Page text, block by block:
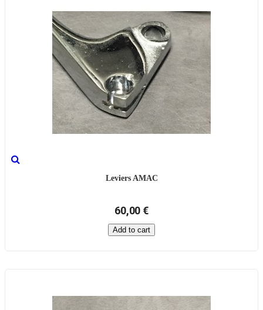
Leviers AMAC
60,00 €
Add to cart